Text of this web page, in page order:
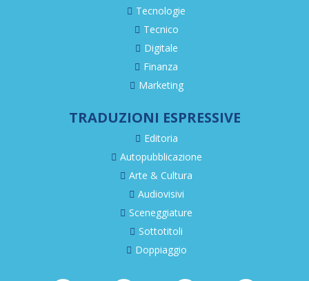
Tecnologie
Tecnico
Digitale
Finanza
Marketing
TRADUZIONI ESPRESSIVE
Editoria
Autopubblicazione
Arte & Cultura
Audiovisivi
Sceneggiature
Sottotitoli
Doppiaggio